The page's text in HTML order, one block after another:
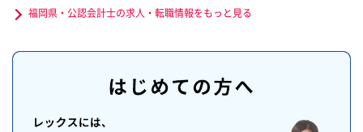
福岡県・公認会計士の求人・転職情報をもっと見る